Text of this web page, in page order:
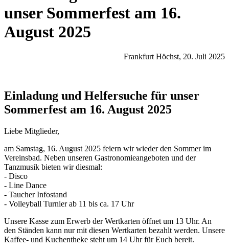
unser Sommerfest am 16.
August 2025
Frankfurt Höchst, 20. Juli 2025
Einladung und Helfersuche für unser
Sommerfest am 16. August 2025
Liebe Mitglieder,
am Samstag, 16. August 2025 feiern wir wieder den Sommer im
Vereinsbad. Neben unseren Gastronomieangeboten und der
Tanzmusik bieten wir diesmal:
- Disco
- Line Dance
- Taucher Infostand
- Volleyball Turnier ab 11 bis ca. 17 Uhr
Unsere Kasse zum Erwerb der Wertkarten öffnet um 13 Uhr. An
den Ständen kann nur mit diesen Wertkarten bezahlt werden. Unsere
Kaffee- und Kuchentheke steht um 14 Uhr für Euch bereit.